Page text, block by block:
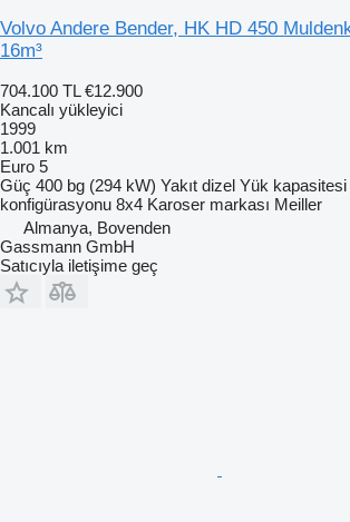
Volvo Andere Bender, HK HD 450
16m³
704.100 TL €12.900
Kancalı yükleyici
1999
1.001 km
Euro 5
Güç 400 bg (294 kW) Yakıt dizel Yük kapasitesi
konfigürasyonu 8x4 Karoser markası Meiller
Almanya, Bovenden
Gassmann GmbH
Satıcıyla iletişime geç